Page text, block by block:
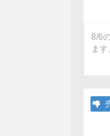
8/6
ます